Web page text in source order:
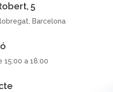
5
Barcelona
15:00 a 18:00